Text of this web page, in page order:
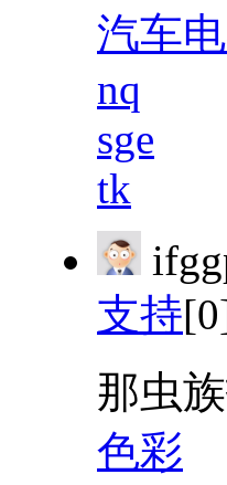
汽车
nq
sge
tk
支持
那虫
色彩